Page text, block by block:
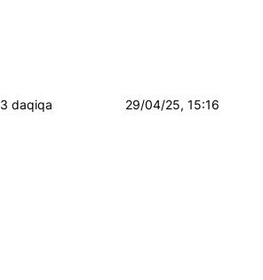
3 daqiqa 29/04/25, 15:16